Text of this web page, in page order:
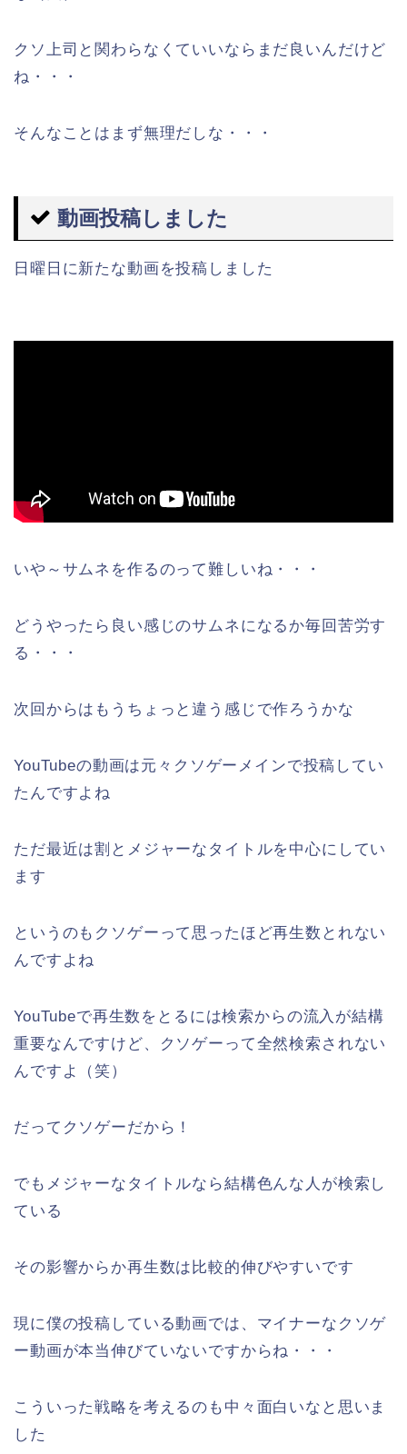
クソ上司と関わらなくていいならまだ良いんだけど
ね・・・
そんなことはまず無理だしな・・・
動画投稿しました
日曜日に新たな動画を投稿しました
いや～サムネを作るのって難しいね・・・
どうやったら良い感じのサムネになるか毎回苦労す
る・・・
次回からはもうちょっと違う感じで作ろうかな
YouTubeの動画は元々クソゲーメインで投稿してい
たんですよね
ただ最近は割とメジャーなタイトルを中心にしてい
ます
というのもクソゲーって思ったほど再生数とれない
んですよね
YouTubeで再生数をとるには検索からの流入が結構
重要なんですけど、クソゲーって全然検索されない
んですよ（笑）
だってクソゲーだから！
でもメジャーなタイトルなら結構色んな人が検索し
ている
その影響からか再生数は比較的伸びやすいです
現に僕の投稿している動画では、マイナーなクソゲ
ー動画が本当伸びていないですからね・・・
こういった戦略を考えるのも中々面白いなと思いま
した